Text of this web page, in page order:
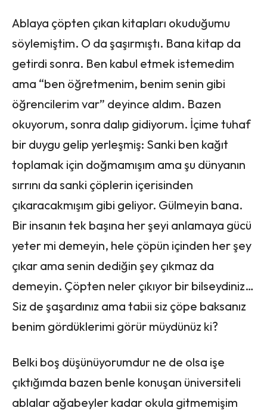
Ablaya çöpten çıkan kitapları okuduğumu
söylemiştim. O da şaşırmıştı. Bana kitap da
getirdi sonra. Ben kabul etmek istemedim
ama “ben öğretmenim, benim senin gibi
öğrencilerim var” deyince aldım. Bazen
okuyorum, sonra dalıp gidiyorum. İçime tuhaf
bir duygu gelip yerleşmiş: Sanki ben kağıt
toplamak için doğmamışım ama şu dünyanın
sırrını da sanki çöplerin içerisinden
çıkaracakmışım gibi geliyor. Gülmeyin bana.
Bir insanın tek başına her şeyi anlamaya gücü
yeter mi demeyin, hele çöpün içinden her şey
çıkar ama senin dediğin şey çıkmaz da
demeyin. Çöpten neler çıkıyor bir bilseydiniz…
Siz de şaşardınız ama tabii siz çöpe baksanız
benim gördüklerimi görür müydünüz ki?
Belki boş düşünüyorumdur ne de olsa işe
çıktığımda bazen benle konuşan üniversiteli
ablalar ağabeyler kadar okula gitmemişim